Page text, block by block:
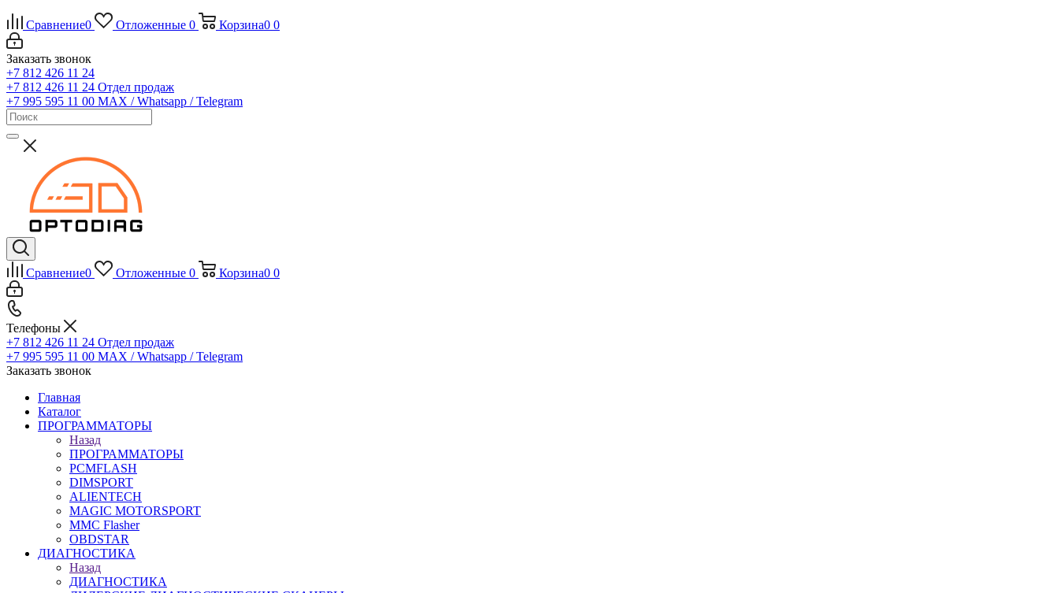
Сравнение0 Отложенные 0 Корзина0 0
Заказать звонок
+7 812 426 11 24
+7 812 426 11 24 Отдел продаж
+7 995 595 11 00 MAX / Whatsapp / Telegram
Сравнение0 Отложенные 0 Корзина0 0
Телефоны
+7 812 426 11 24 Отдел продаж
+7 995 595 11 00 MAX / Whatsapp / Telegram
Заказать звонок
Главная
Каталог
ПРОГРАММАТОРЫ
Назад
ПРОГРАММАТОРЫ
PCMFLASH
DIMSPORT
ALIENTECH
MAGIC MOTORSPORT
MMC Flasher
OBDSTAR
ДИАГНОСТИКА
Назад
ДИАГНОСТИКА